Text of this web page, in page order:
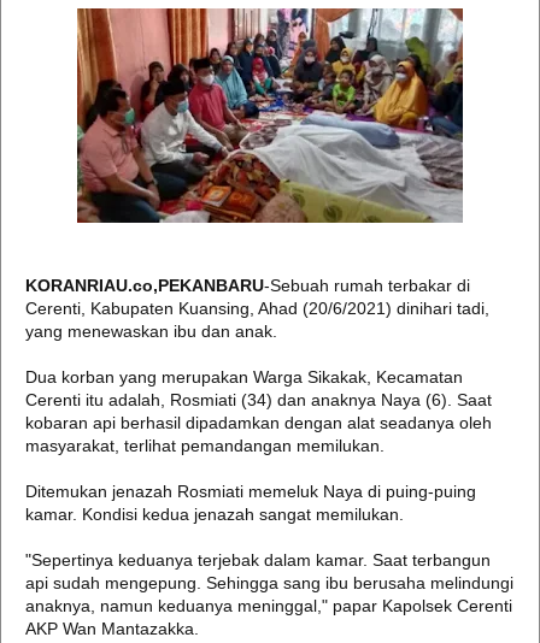
KORANRIAU.co,PEKANBARU-Sebuah rumah terbakar di
Cerenti, Kabupaten Kuansing, Ahad (20/6/2021) dinihari tadi,
yang menewaskan ibu dan anak.
Dua korban yang merupakan Warga Sikakak, Kecamatan
Cerenti itu adalah, Rosmiati (34) dan anaknya Naya (6). Saat
kobaran api berhasil dipadamkan dengan alat seadanya oleh
masyarakat, terlihat pemandangan memilukan.
Ditemukan jenazah Rosmiati memeluk Naya di puing-puing
kamar. Kondisi kedua jenazah sangat memilukan.
"Sepertinya keduanya terjebak dalam kamar. Saat terbangun
api sudah mengepung. Sehingga sang ibu berusaha melindungi
anaknya, namun keduanya meninggal," papar Kapolsek Cerenti
AKP Wan Mantazakka.